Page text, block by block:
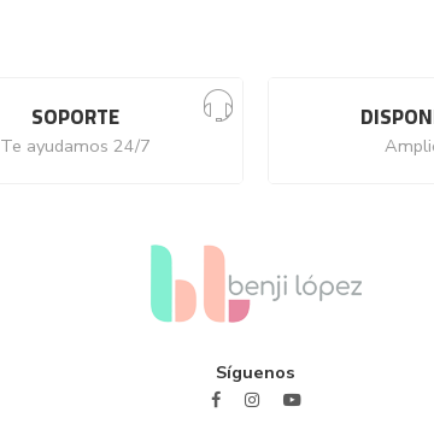
SOPORTE
Te ayudamos 24/7
Síguenos